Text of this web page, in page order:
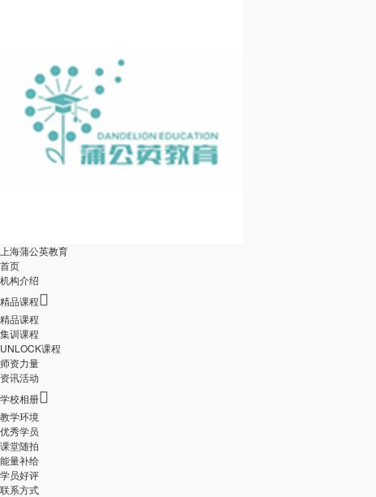
上海蒲公英教育
首页
机构介绍
精品课程
精品课程
集训课程
UNLOCK课程
师资力量
资讯活动
学校相册
教学环境
优秀学员
课堂随拍
能量补给
学员好评
联系方式